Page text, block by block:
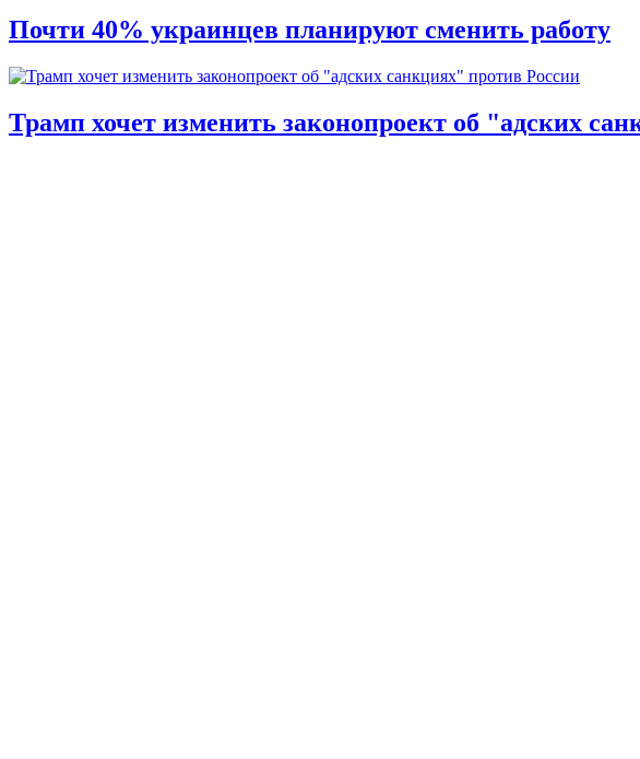
Почти 40% украинцев планируют сменить работу
Трамп хочет изменить законопроект об "адских